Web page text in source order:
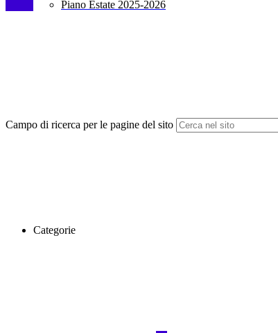
Piano Estate 2025-2026
Campo di ricerca per le pagine del sito
Categorie